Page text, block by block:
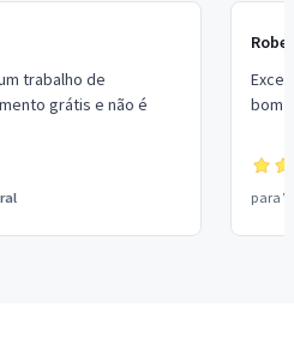
trabalho de
grátis e não é
bom
para